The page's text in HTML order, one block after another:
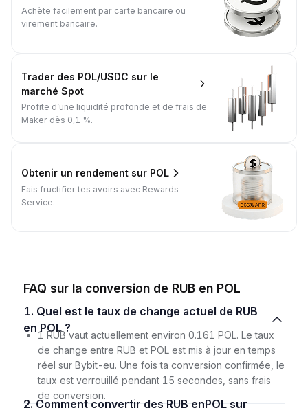
Achète facilement par carte bancaire ou
virement bancaire.
Trader des POL/USDC sur le
marché Spot
Profite d’une liquidité profonde et de frais de
Maker dès 0,1 %.
Obtenir un rendement sur POL
Fais fructifier tes avoirs avec Rewards
Service.
FAQ sur la conversion de RUB en POL
1. Quel est le taux de change actuel de RUB
en POL ?
1 RUB vaut actuellement environ 0.161 POL. Le taux
de change entre RUB et POL est mis à jour en temps
réel sur Bybit-eu. Une fois ta conversion confirmée, le
taux est verrouillé pendant 15 secondes, sans frais
de conversion.
2. Comment convertir des RUB enPOL sur